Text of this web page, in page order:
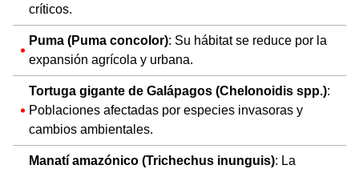
críticos.
Puma (Puma concolor): Su hábitat se reduce por la
expansión agrícola y urbana.
Tortuga gigante de Galápagos (Chelonoidis spp.):
Poblaciones afectadas por especies invasoras y
cambios ambientales.
Manatí amazónico (Trichechus inunguis): La